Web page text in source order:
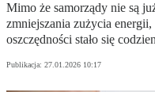
Mimo że samorządy nie są
zmniejszania zużycia
oszczędności stało się
Publikacja: 27.01.2026 10:17